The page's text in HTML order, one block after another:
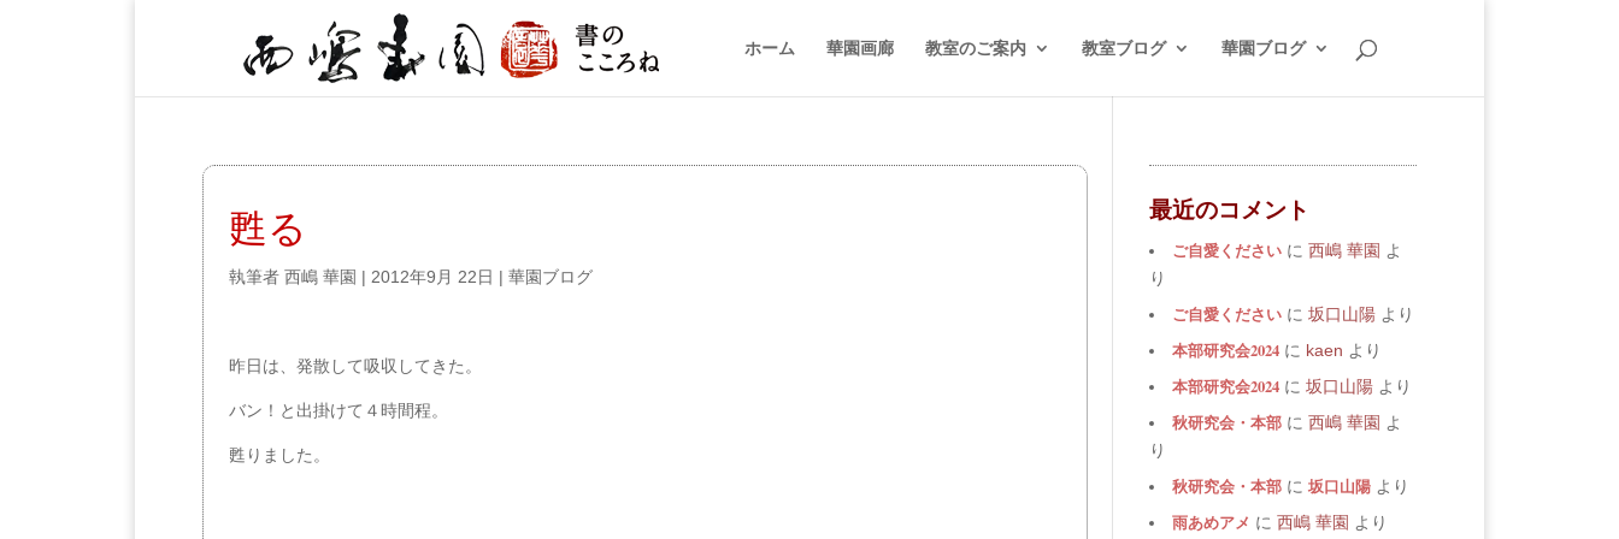
ホーム 華園画廊 教室のご案内 教室ブログ 華園ブログ
甦る
執筆者 西嶋 華園 | 2012年9月 22日 | 華園ブログ
昨日は、発散して吸収してきた。
バン！と出掛けて４時間程。
甦りました。
最近のコメント
ご自愛ください に 西嶋 華園 よ
り
ご自愛ください に 坂口山陽 より
本部研究会2024 に kaen より
本部研究会2024 に 坂口山陽 より
秋研究会・本部 に 西嶋 華園 よ
り
秋研究会・本部 に 坂口山陽 より
雨あめアメ に 西嶋 華園 より